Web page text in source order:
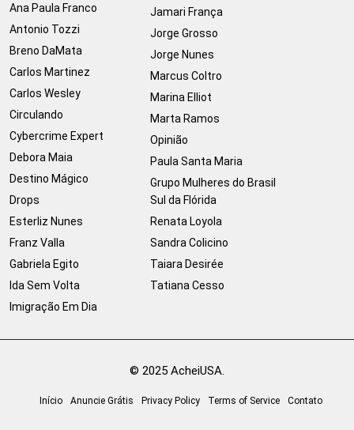
Ana Paula Franco
Antonio Tozzi
Breno DaMata
Carlos Martinez
Carlos Wesley
Circulando
Cybercrime Expert
Debora Maia
Destino Mágico
Drops
Esterliz Nunes
Franz Valla
Gabriela Egito
Ida Sem Volta
Imigração Em Dia
Jamari França
Jorge Grosso
Jorge Nunes
Marcus Coltro
Marina Elliot
Marta Ramos
Opinião
Paula Santa Maria
Grupo Mulheres do Brasil
Sul da Flórida
Renata Loyola
Sandra Colicino
Taiara Desirée
Tatiana Cesso
© 2025 AcheiUSA.
Início Anuncie Grátis Privacy Policy Terms of Service Contato